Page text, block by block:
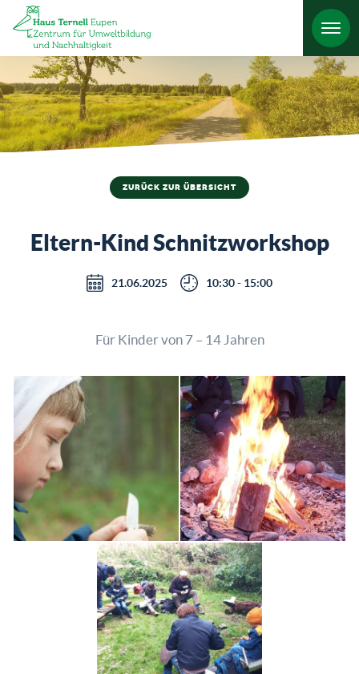
ZURÜCK ZUR ÜBERSICHT
Eltern-Kind Schnitzworkshop
21.06.2025 10:30 - 15:00
Für Kinder von 7 – 14 Jahren